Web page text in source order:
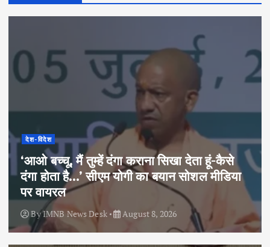
देश-विदेश
‘आओ बच्चू, मैं तुम्हें दंगा कराना सिखा देता हूं-कैसे
दंगा होता है…’ सीएम योगी का बयान सोशल मीडिया
पर वायरल
ByIMNB News Desk August 8, 2026